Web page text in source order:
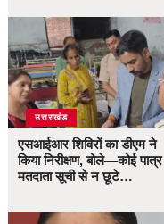
उत्तराखंड
एसआईआर शिविरों का डीएम ने
किया निरीक्षण, बोले—कोई पात्र
मतदाता सूची से न छूटे…